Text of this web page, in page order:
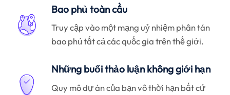
Bao phủ toàn cầu
Truy cập vào một mạng uỷ nhiệm phân tán
bao phủ tất cả các quốc gia trên thế giới.
Những buổi thảo luận không giới hạn
Quy mô dự án của bạn vô thời hạn bất cứ